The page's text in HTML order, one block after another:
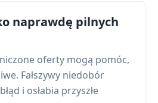
naprawdę pilnych
oferty mogą pomóc,
Fałszywy niedobór
i osłabia przyszłe